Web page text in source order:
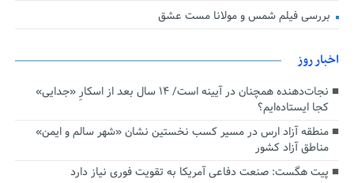
بررسی فیلم شمس و مولانا مست عشق
اخبار روز
نجات‌دهنده‌ همچنان در آیینه است/ ۱۴ سال بعد از اسکارِ «جدایی»
کجا ایستاده‌ایم؟
منطقه آزاد ارس در مسیر کسب نخستین نشان «شهر سالم و ایمن»
مناطق آزاد کشور
پیت هگست: صنعت دفاعی آمریکا به تقویت فوری نیاز دارد